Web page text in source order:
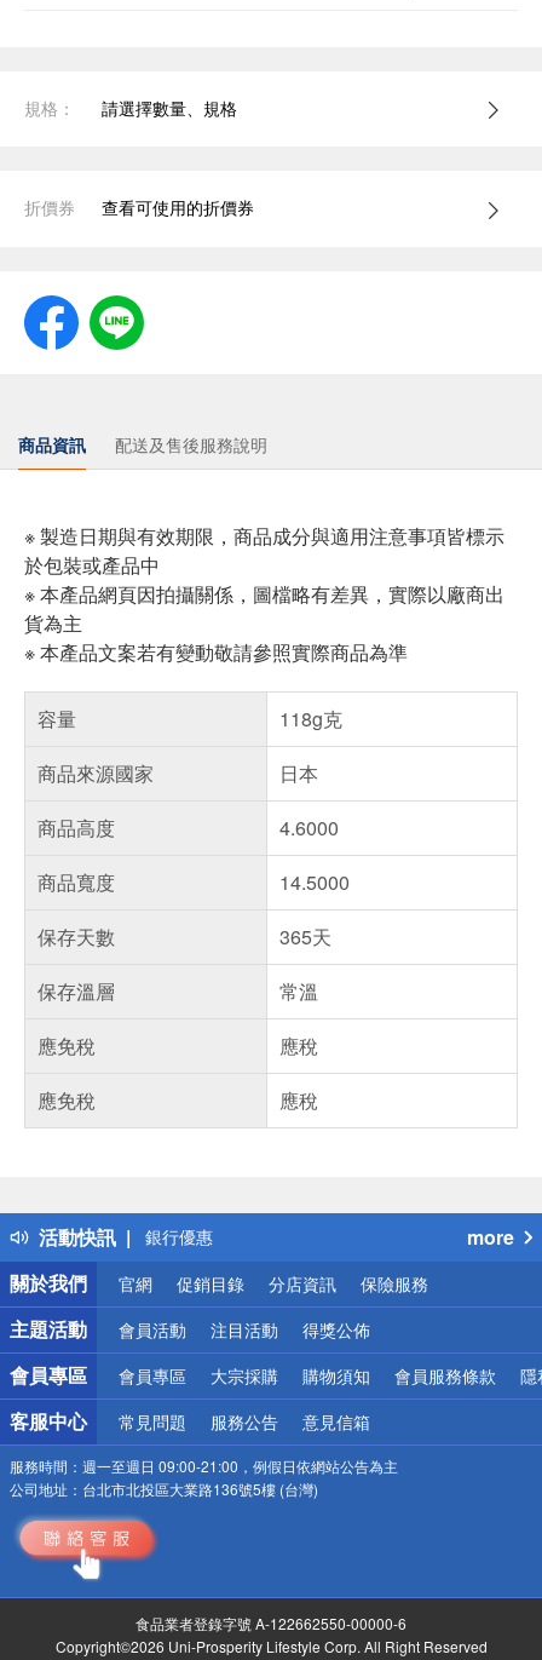
規格： 請選擇數量、規格
折價券 查看可使用的折價券
商品資訊 配送及售後服務說明
※ 製造日期與有效期限，商品成分與適用注意事項皆標示
於包裝或產品中
※ 本產品網頁因拍攝關係，圖檔略有差異，實際以廠商出
貨為主
※ 本產品文案若有變動敬請參照實際商品為準
容量
118g克
商品來源國家
日本
商品高度
4.6000
商品寬度
14.5000
保存天數
365天
保存溫層
常溫
應免稅
應稅
應免稅
應稅
活動快訊
偏遠地區配送
熱門話題
銀行優惠
偏遠地區配送
詐騙網頁！請小心！
more
關於我們
官網 促銷目錄 分店資訊 保險服務
主題活動 會員活動 注目活動 得獎公佈
會員專區 會員專區 大宗採購 購物須知 會員服務條款 隱
客服中心 常見問題 服務公告 意見信箱
服務時間： 週一至週日 09:00-21:00，例假日依網站公告為主
公司地址： 台北市北投區大業路136號5樓 (台灣)
食品業者登錄字號 A-122662550-00000-6
Copyright©2026 Uni-Prosperity Lifestyle Corp. All Right Reserved